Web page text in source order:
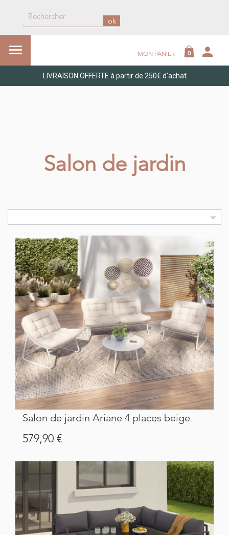
ok
 MON PANIER 0 person
LIVRAISON OFFERTE à partir de 250€ d'achat
Salon de jardin

Salon de jardin Ariane 4 places beige
Prix
579,90 €